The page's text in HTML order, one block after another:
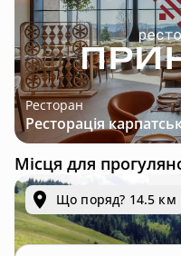
Ресторан
Місця для
Що поряд? 14.5 км